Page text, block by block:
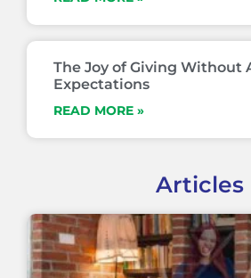
The Joy of Giving Without
Expectations
READ MORE »
Articles